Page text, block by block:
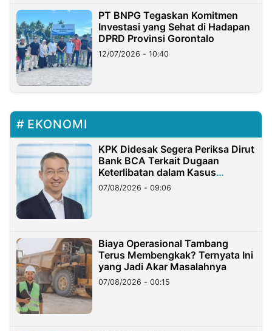
PT BNPG Tegaskan Komitmen
Investasi yang Sehat di Hadapan
DPRD Provinsi Gorontalo
12/07/2026 - 10:40
EKONOMI
KPK Didesak Segera Periksa Dirut
Bank BCA Terkait Dugaan
Keterlibatan dalam Kasus
Hilangnya Dana Nasabah Rp2,58
Miliar
07/08/2026 - 09:06
Biaya Operasional Tambang
Terus Membengkak? Ternyata Ini
yang Jadi Akar Masalahnya
07/08/2026 - 00:15